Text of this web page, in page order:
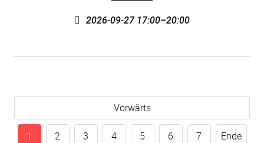
2026-09-27 17:00–20:00
Vorwärts
1 2 3 4 5 6 7 Ende